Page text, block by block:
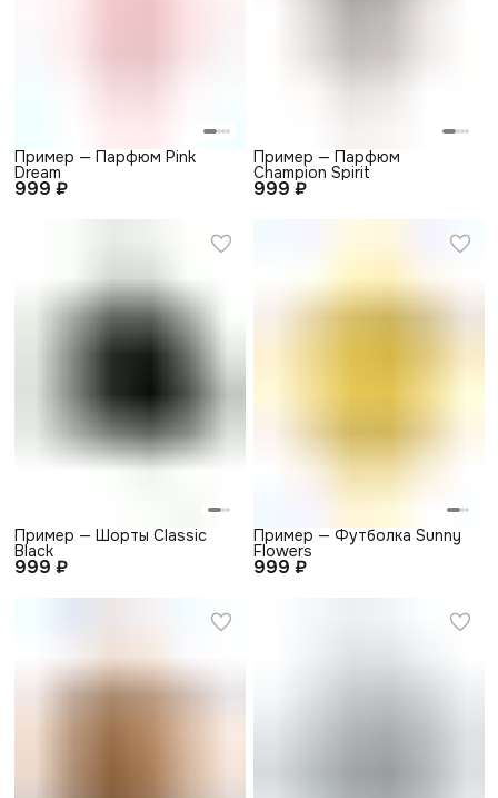
999 ₽
Пример — Парфюм Pink
Dream
999 ₽
Пример — Парфюм
Champion Spirit
999 ₽
Пример — Шорты Classic
Black
999 ₽
Пример — Футболка Sunny
Flowers